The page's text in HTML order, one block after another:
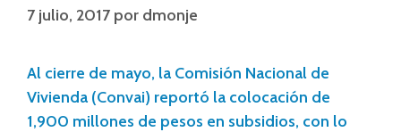
7 julio, 2017 por dmonje
Al cierre de mayo, la Comisión Nacional de
Vivienda (Convai) reportó la colocación de
1,900 millones de pesos en subsidios, con lo